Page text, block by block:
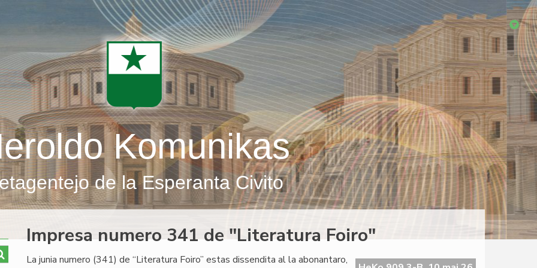
Komunikas
de la Esperanta Civito
Impresa numero 341 de "Literatura Foiro"
La junia numero (341) de “Literatura Foiro” estas dissendita al la abonantaro,